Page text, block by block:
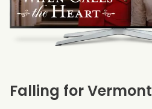
Falling for Vermont